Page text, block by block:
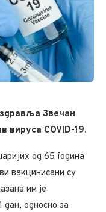
Звечан
вируса COVID-19.
од 65 година
вакцинисани су
им је
односно за